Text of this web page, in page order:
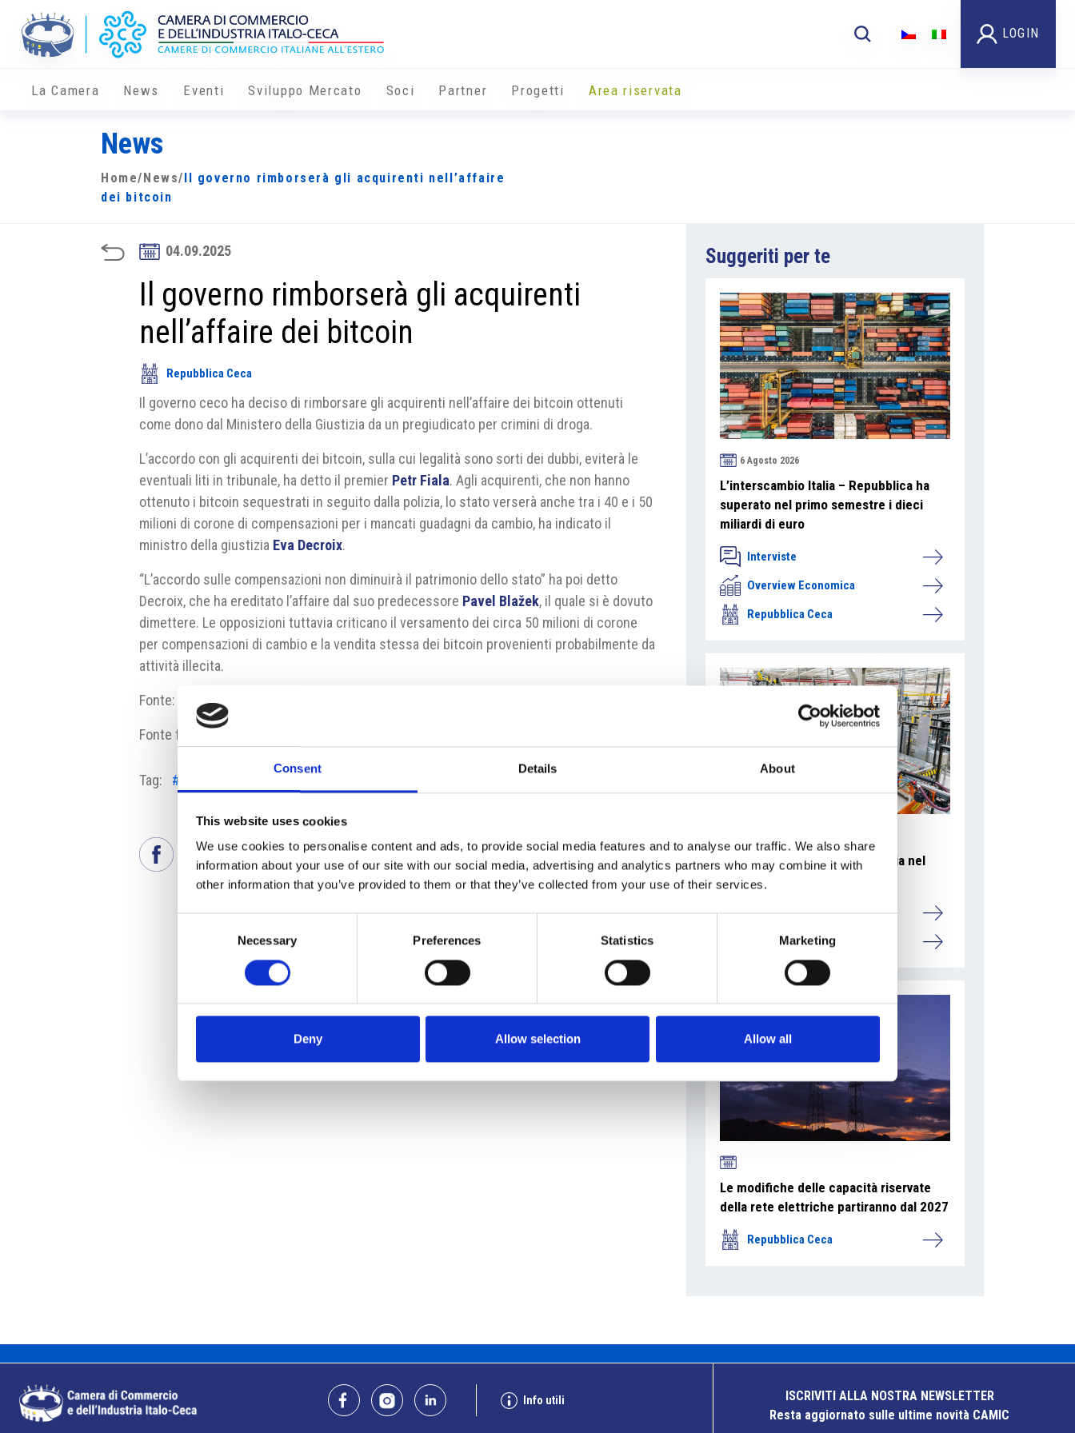
Consent Details About
This website uses cookies
We use cookies to personalise content and ads, to provide social media features and to analyse our traffic. We also share
information about your use of our site with our social media, advertising and analytics partners who may combine it with
other information that you’ve provided to them or that they’ve collected from your use of their services.
Necessary Preferences Statistics Marketing
Deny Allow selection Allow all
LOGIN
La Camera News Eventi Sviluppo Mercato Soci Partner Progetti Area riservata
News
Home/ News/
Il governo rimborserà gli acquirenti nell’affaire
dei bitcoin
04.09.2025
Il governo rimborserà gli acquirenti
nell’affaire dei bitcoin
Repubblica Ceca
Il governo ceco ha deciso di rimborsare gli acquirenti nell’affaire dei bitcoin ottenuti
come dono dal Ministero della Giustizia da un pregiudicato per crimini di droga.
L’accordo con gli acquirenti dei bitcoin, sulla cui legalità sono sorti dei dubbi, eviterà le
eventuali liti in tribunale, ha detto il premier Petr Fiala. Agli acquirenti, che non hanno
ottenuto i bitcoin sequestrati in seguito dalla polizia, lo stato verserà anche tra i 40 e i 50
milioni di corone di compensazioni per i mancati guadagni da cambio, ha indicato il
ministro della giustizia Eva Decroix.
“L’accordo sulle compensazioni non diminuirà il patrimonio dello stato” ha poi detto
Decroix, che ha ereditato l’affaire dal suo predecessore Pavel Blažek, il quale si è dovuto
dimettere. Le opposizioni tuttavia criticano il versamento dei circa 50 milioni di corone
per compensazioni di cambio e la vendita stessa dei bitcoin provenienti probabilmente da
attività illecita.
Fonte: idnes.cz
Fonte fotografie:
Tag: #bitcoin
Suggeriti per te
6 Agosto 2026
L’interscambio Italia – Repubblica ha
superato nel primo semestre i dieci
miliardi di euro
Interviste
Overview Economica
Repubblica Ceca
Accelera la ripresa dell’industria nel
corso del primo semestre
Overview Economica
Repubblica Ceca
Le modifiche delle capacità riservate
della rete elettriche partiranno dal 2027
Repubblica Ceca
Info utili
ISCRIVITI ALLA NOSTRA NEWSLETTER
Resta aggiornato sulle ultime novità CAMIC